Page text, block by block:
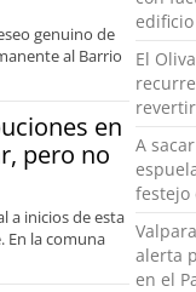
genuino de
al Barrio
en
pero no
a inicios de esta
En la comuna
El
Minvu
A
festejo
alerta
en el